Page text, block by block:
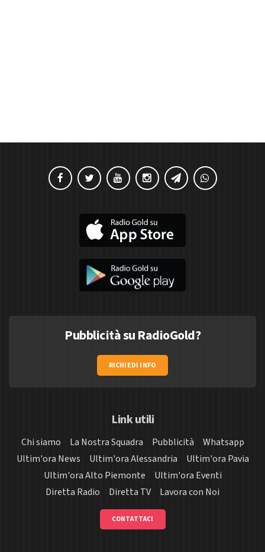
Pubblicità su RadioGold?
RICHIEDI INFO
Link utili
Chi siamo La Nostra Squadra Pubblicità
Whatsapp
Ultim'ora News
Ultim'ora Alessandria
Ultim'ora Pavia
Ultim'ora Alto Piemonte
Ultim'ora Eventi
Diretta Radio
Diretta TV Lavora con Noi
CONTATTACI